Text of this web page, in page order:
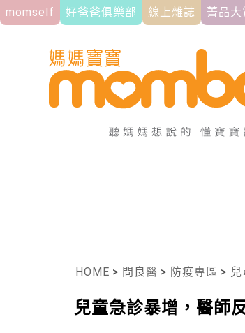
momself 好爸爸俱樂部 線上雜誌 菁品大
HOME > 問良醫 > 防疫專區 >
兒童急診暴增，醫師